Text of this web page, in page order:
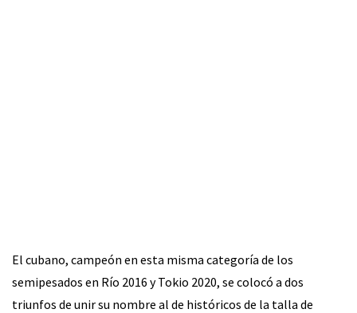
El cubano, campeón en esta misma categoría de los
semipesados en Río 2016 y Tokio 2020, se colocó a dos
triunfos de unir su nombre al de históricos de la talla de